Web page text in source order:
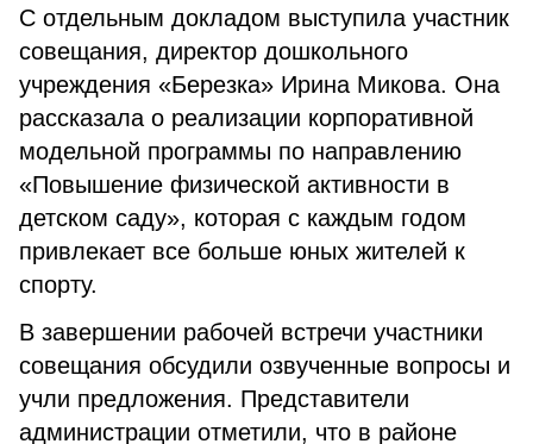
С отдельным докладом выступила участник
совещания, директор дошкольного
учреждения «Березка» Ирина Микова. Она
рассказала о реализации корпоративной
модельной программы по направлению
«Повышение физической активности в
детском саду», которая с каждым годом
привлекает все больше юных жителей к
спорту.
В завершении рабочей встречи участники
совещания обсудили озвученные вопросы и
учли предложения. Представители
администрации отметили, что в районе